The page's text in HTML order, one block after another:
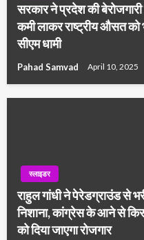
सरकार ने प्रदेश की
कमी लाकर राष्ट्रीय औसत को
सीएम धामी
Pahad Samvad April 10, 2025
स्लाइडर
राहुल गांधी ने पेरेडग्राउंड से
निशाना, कांग्रेस के आने से
को दिया जाएगा रोजगार